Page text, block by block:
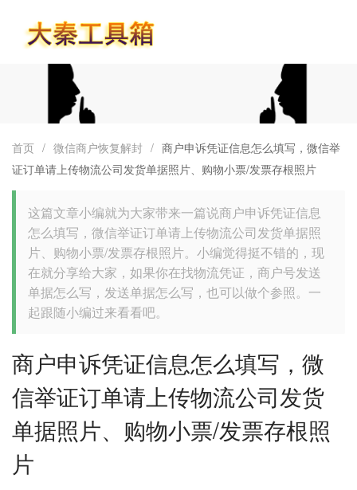
首页 / 微信商户恢复解封 / 商户申诉凭证信息怎么填写，微信举
证订单请上传物流公司发货单据照片、购物小票/发票存根照片
这篇文章小编就为大家带来一篇说商户申诉凭证信息
怎么填写，微信举证订单请上传物流公司发货单据照
片、购物小票/发票存根照片。小编觉得挺不错的，现
在就分享给大家，如果你在找物流凭证，商户号发送
单据怎么写，发送单据怎么写，也可以做个参照。一
起跟随小编过来看看吧。
商户申诉凭证信息怎么填写，微
信举证订单请上传物流公司发货
单据照片、购物小票/发票存根照
片